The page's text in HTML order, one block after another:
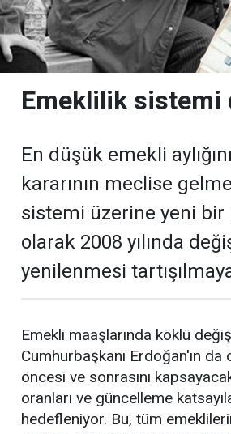
Emeklilik sistemi
En düşük emekli
kararının meclise
sistemi üzerine yeni
olarak 2008 yılında
yenilenmesi
Emekli maaşlarında köklü
Cumhurbaşkanı Erdoğan'ın da
öncesi ve sonrasını
oranları ve güncelleme
hedefleniyor. Bu, tüm